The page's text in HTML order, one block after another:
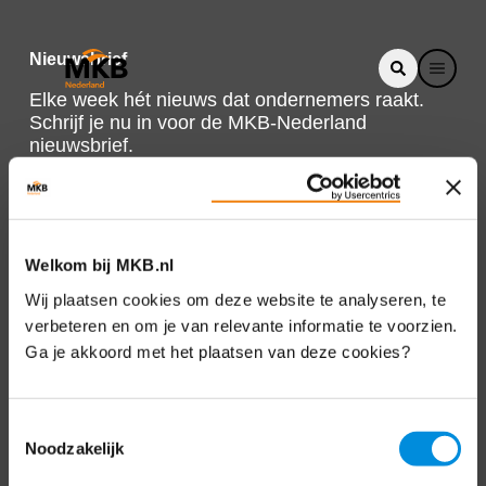
Welkom bij MKB.nl
Wij plaatsen cookies om deze website te analyseren, te
verbeteren en om je van relevante informatie te voorzien.
Ga je akkoord met het plaatsen van deze cookies?
Noodzakelijk
Nieuwsbrief
Elke week hét nieuws dat ondernemers raakt.
Schrijf je nu in voor de MKB-Nederland
nieuwsbrief.
Direct naar
Over ons
Bezuidenhoutseweg 12